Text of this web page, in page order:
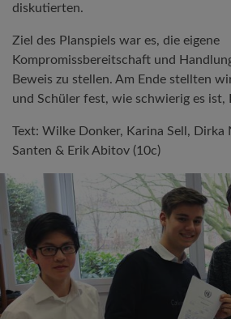
diskutierten.
Ziel des Planspiels war es, die eigene
Kompromissbereitschaft und
Beweis zu stellen. Am Ende stellten
und Schüler fest, wie schwierig es ist,
Text: Wilke Donker, Karina Sell, Dirka
Santen & Erik Abitov (10c)